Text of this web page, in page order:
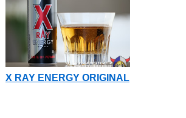
X RAY ENERGY ORIGINAL